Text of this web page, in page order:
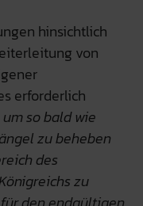
hinsichtlich
von
erforderlich
so bald wie
zu beheben
des
zu